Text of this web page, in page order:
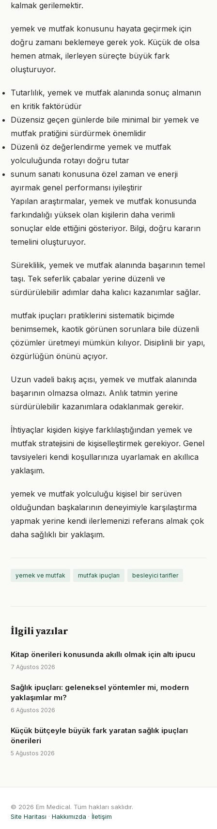
kalmak gerilemektir.
yemek ve mutfak konusunu hayata geçirmek için
doğru zamanı beklemeye gerek yok. Küçük de olsa
hemen atmak, ilerleyen süreçte büyük fark
oluşturuyor.
Tutarlılık, yemek ve mutfak alanında sonuç almanın
en kritik faktörüdür
Düzensiz geçen günlerde bile minimal bir yemek ve
mutfak pratiğini sürdürmek önemlidir
Düzenli öz değerlendirme yemek ve mutfak
yolculuğunda rotayı doğru tutar
sunum sanatı konusuna özel zaman ve enerji
ayırmak genel performansı iyileştirir
Yapılan araştırmalar, yemek ve mutfak konusunda
farkındalığı yüksek olan kişilerin daha verimli
sonuçlar elde ettiğini gösteriyor. Bilgi, doğru kararın
temelini oluşturuyor.
Süreklilik, yemek ve mutfak alanında başarının temel
taşı. Tek seferlik çabalar yerine düzenli ve
sürdürülebilir adımlar daha kalıcı kazanımlar sağlar.
mutfak ipuçları pratiklerini sistematik biçimde
benimsemek, kaotik görünen sorunlara bile düzenli
çözümler üretmeyi mümkün kılıyor. Disiplinli bir yapı,
özgürlüğün önünü açıyor.
Uzun vadeli bakış açısı, yemek ve mutfak alanında
başarının olmazsa olmazı. Anlık tatmin yerine
sürdürülebilir kazanımlara odaklanmak gerekir.
İhtiyaçlar kişiden kişiye farklılaştığından yemek ve
mutfak stratejisini de kişiselleştirmek gerekiyor. Genel
tavsiyeleri kendi koşullarınıza uyarlamak en akıllıca
yaklaşım.
yemek ve mutfak yolculuğu kişisel bir serüven
olduğundan başkalarının deneyimiyle karşılaştırma
yapmak yerine kendi ilerlemenizi referans almak çok
daha sağlıklı bir yaklaşım.
yemek ve mutfak mutfak ipuçları besleyici tarifler
İlgili yazılar
Kitap önerileri konusunda akıllı olmak için altı ipucu
7 Ağustos 2026
Sağlık ipuçları: geleneksel yöntemler mi, modern
yaklaşımlar mı?
6 Ağustos 2026
Küçük bütçeyle büyük fark yaratan sağlık ipuçları
önerileri
5 Ağustos 2026
© 2026 Em Medical. Tüm hakları saklıdır.
Site Haritası · Hakkımızda · İletişim